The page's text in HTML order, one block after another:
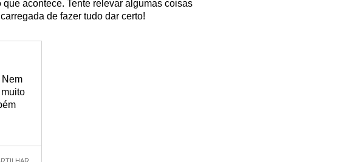
acontece. Tente relevar algumas coisas
de fazer tudo dar certo!
Nem